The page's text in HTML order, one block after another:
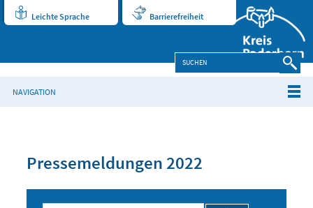
Leichte Sprache Barrierefreiheit
NAVIGATION
Pressemeldungen 2022